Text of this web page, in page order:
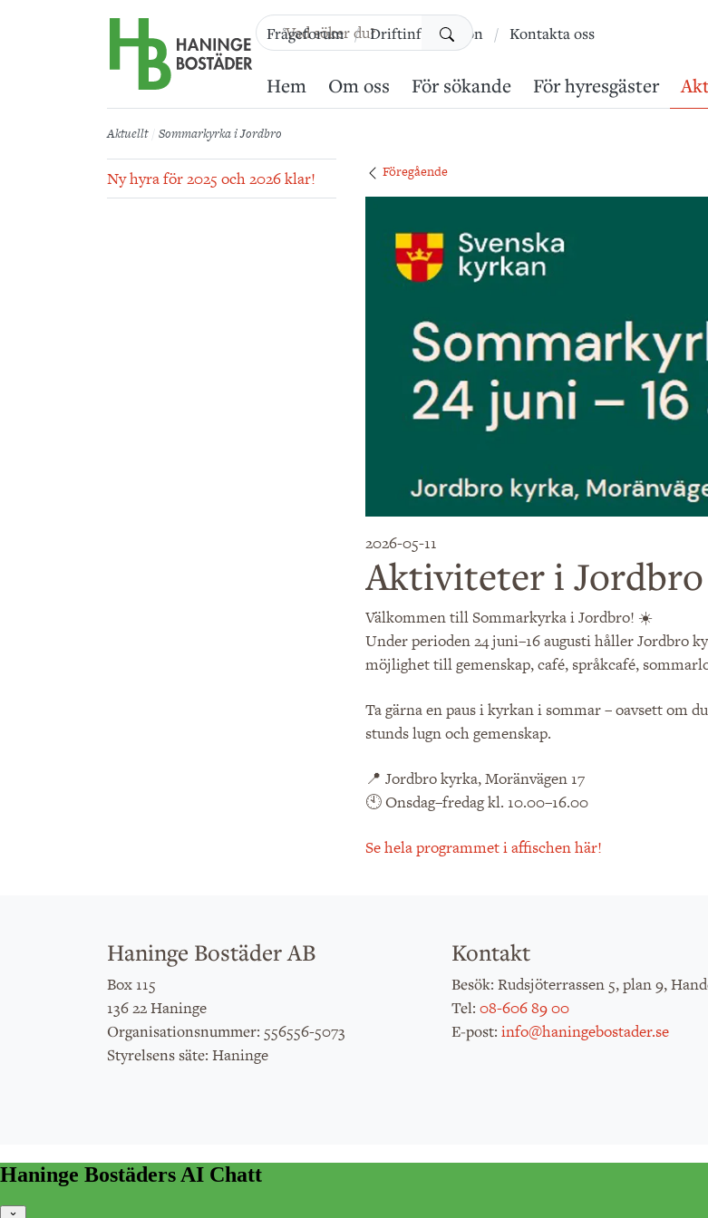
Sök
Hem Om oss För sökande För hyresgäster
Frågeforum Driftinformation Kontakta oss
Aktuellt Sommarkyrka i Jordbro
Ny hyra för 2025 och 2026 klar! Föregående
2026-05-11
Aktiviteter i
Välkommen till Sommarkyrka i Jordbro! ☀️
Under perioden 24 juni–16 augusti håller Jordbro
möjlighet till gemenskap, café, språkcafé,
Ta gärna en paus i kyrkan i sommar – oavsett om
stunds lugn och gemenskap.
📍 Jordbro kyrka, Moränvägen 17
🕙 Onsdag–fredag kl. 10.00–16.00
Se hela programmet i affischen här!
Haninge Bostäder AB
Box 115
136 22 Haninge
Organisationsnummer: 556556-5073
Styrelsens säte: Haninge
Kontakt
Besök: Rudsjöterrassen 5, plan 9,
Tel: 08-606 89 00
E-post: info@haningebostader.se